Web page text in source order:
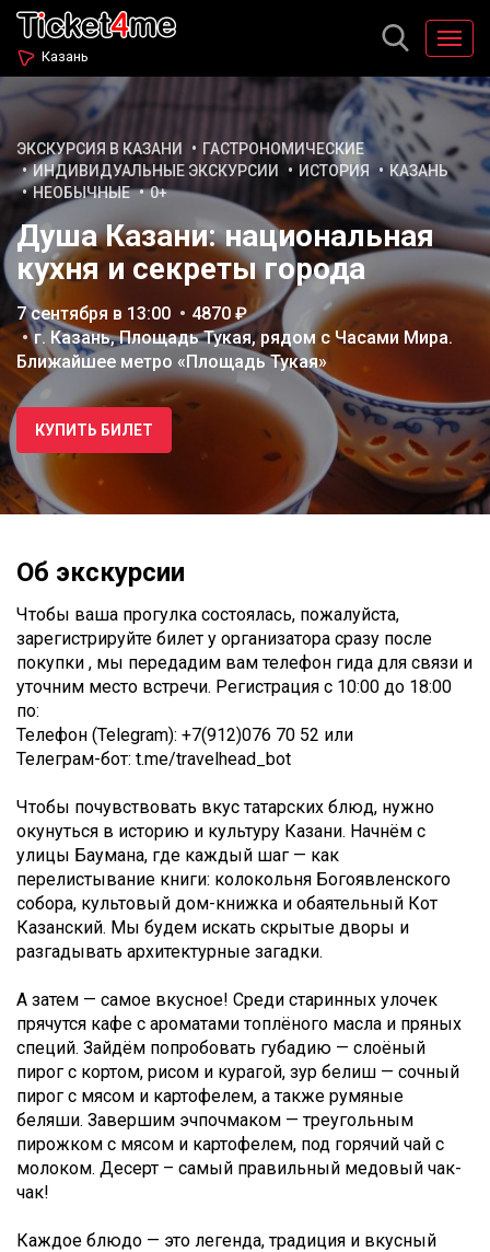
Казань
ЭКСКУРСИЯ В КАЗАНИ
ГАСТРОНОМИЧЕСКИЕ
ИНДИВИДУАЛЬНЫЕ ЭКСКУРСИИ
ИСТОРИЯ
КАЗАНЬ
НЕОБЫЧНЫЕ
0+
Душа Казани: национальная
кухня и секреты города
7 сентября в 13:00
4870 ₽
г. Казань, Площадь Тукая, рядом с Часами Мира.
Ближайшее метро «Площадь Тукая»
КУПИТЬ БИЛЕТ
Об экскурсии
Чтобы ваша прогулка состоялась, пожалуйста,
зарегистрируйте билет у организатора сразу после
покупки , мы передадим вам телефон гида для связи и
уточним место встречи. Регистрация с 10:00 до 18:00
по:
Телефон (Telegram): +7(912)076 70 52 или
Телеграм-бот: t.me/travelhead_bot
Чтобы почувствовать вкус татарских блюд, нужно
окунуться в историю и культуру Казани. Начнём с
улицы Баумана, где каждый шаг — как
перелистывание книги: колокольня Богоявленского
собора, культовый дом-книжка и обаятельный Кот
Казанский. Мы будем искать скрытые дворы и
разгадывать архитектурные загадки.
А затем — самое вкусное! Среди старинных улочек
прячутся кафе с ароматами топлёного масла и пряных
специй. Зайдём попробовать губадию — слоёный
пирог с кортом, рисом и курагой, зур белиш — сочный
пирог с мясом и картофелем, а также румяные
беляши. Завершим эчпочмаком — треугольным
пирожком с мясом и картофелем, под горячий чай с
молоком. Десерт – самый правильный медовый чак-
чак!
Каждое блюдо — это легенда, традиция и вкусный